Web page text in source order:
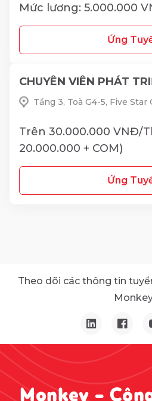
Mức lương: 5.000.000
Ứng
CHUYÊN VIÊN PHÁT
Tầng 3, Toà G4-5, Five
Trên 30.000.000 VNĐ/
20.000.000 + COM)
Ứng
Theo dõi các thông tin
Monkey -